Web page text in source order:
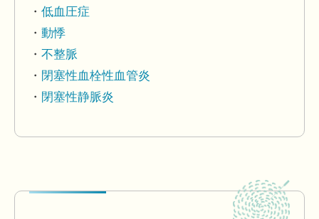
低血圧症
動悸
不整脈
閉塞性血栓性血管炎
閉塞性静脈炎